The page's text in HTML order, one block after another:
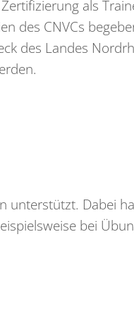
als
des CNVCs
des Landes
unterstützt. Dabei
bei